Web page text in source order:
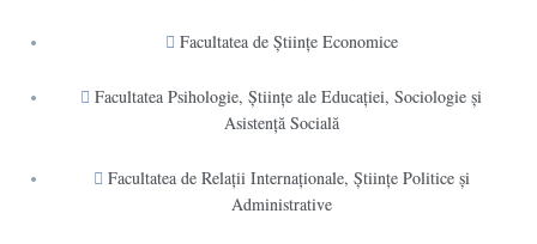
Facultatea de Științe Economice
Facultatea Psihologie, Ştiinţe ale Educaţiei, Sociologie și
Asistență Socială
Facultatea de Relaţii Internaţionale, Ştiinţe Politice şi
Administrative